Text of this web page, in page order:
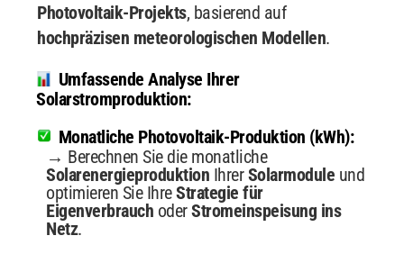
Photovoltaik-Projekts, basierend auf
hochpräzisen meteorologischen Modellen.
Umfassende Analyse Ihrer
Solarstromproduktion:
Monatliche Photovoltaik-Produktion (kWh):
→ Berechnen Sie die monatliche
Solarenergieproduktion IhrerSolarmodule und
optimieren Sie IhreStrategie für
Eigenverbrauch oderStromeinspeisung ins
Netz.